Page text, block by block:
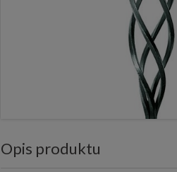
Opis produktu